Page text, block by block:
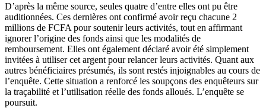
D’après la même source, seules quatre d’entre elles ont pu être
auditionnées. Ces dernières ont confirmé avoir reçu chacune 2
millions de FCFA pour soutenir leurs activités, tout en affirmant
ignorer l’origine des fonds ainsi que les modalités de
remboursement. Elles ont également déclaré avoir été simplement
invitées à utiliser cet argent pour relancer leurs activités. Quant aux
autres bénéficiaires présumés, ils sont restés injoignables au cours de
l’enquête. Cette situation a renforcé les soupçons des enquêteurs sur
la traçabilité et l’utilisation réelle des fonds alloués. L’enquête se
poursuit.